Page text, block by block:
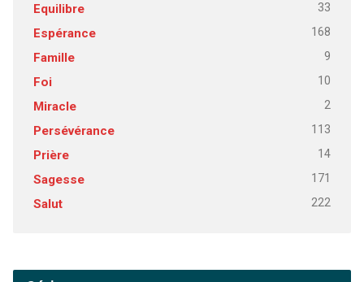
Equilibre 33
Espérance 168
Famille 9
Foi 10
Miracle 2
Persévérance 113
Prière 14
Sagesse 171
Salut 222